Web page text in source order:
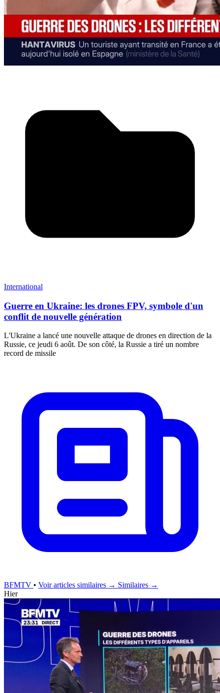
International
Guerre en Ukraine: les drones FPV, symbole d'un
conflit de nouvelle génération
L'Ukraine a lancé une nouvelle attaque de drones en direction de la
Russie, ce jeudi 6 août. De son côté, la Russie a tiré un nombre
record de missile
BFMTV • Voir articles similaires → Similaires →
Hier